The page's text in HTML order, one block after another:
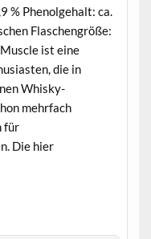
% Phenolgehalt: ca.
Flaschengröße:
ist eine
die in
Whisky-
mehrfach
für
Die hier